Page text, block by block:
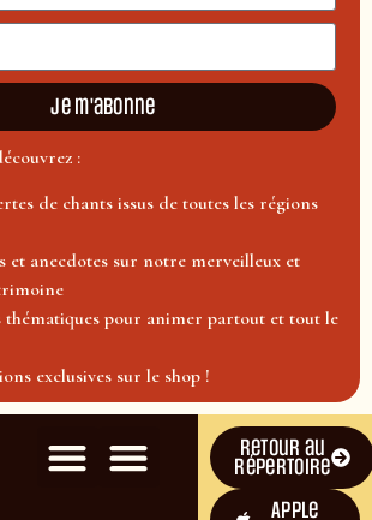
Je m'abonne
:
de chants issus de toutes les régions
et anecdotes sur notre merveilleux et
thématiques pour animer partout et tout le
exclusives sur le shop !
Retour au
répertoire
Apple